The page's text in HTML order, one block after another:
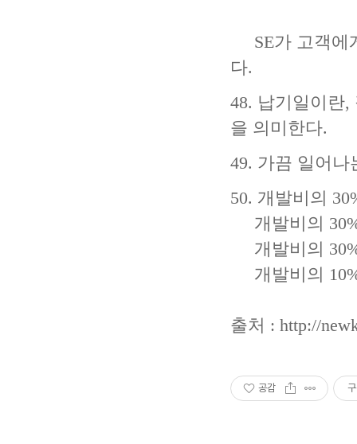
SE가 고객에
다.
48. 납기일이란
을 의미한다.
49. 가끔 일어
50. 개발비의
개발비의
개발비의
개발비의
출처 : http://
공감